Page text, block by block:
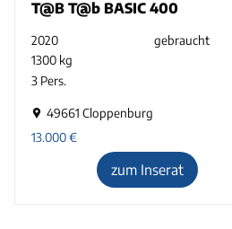
T@B T@b BASIC 400
2020
gebraucht
1300 kg
3 Pers.
49661 Cloppenburg
13.000€
zum Inserat